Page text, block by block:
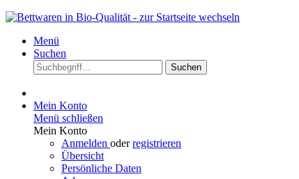
Menü
Suchen
Suchen
Mein Konto
Menü schließen
Mein Konto
Anmelden oderregistrieren
Übersicht
Persönliche Daten